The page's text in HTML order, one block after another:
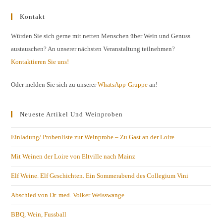
Kontakt
Würden Sie sich gerne mit netten Menschen über Wein und Genuss
austauschen? An unserer nächsten Veranstaltung teilnehmen?
Kontaktieren Sie uns!
Oder melden Sie sich zu unsererWhatsApp-Gruppe an!
Neueste Artikel Und Weinproben
Einladung/ Probenliste zur Weinprobe – Zu Gast an der Loire
Mit Weinen der Loire von Eltville nach Mainz
Elf Weine. Elf Geschichten. Ein Sommerabend des Collegium Vini
Abschied von Dr. med. Volker Weisswange
BBQ, Wein, Fussball